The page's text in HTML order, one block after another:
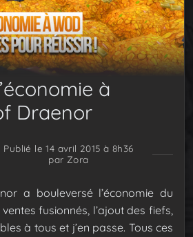
à
Draenor
Publié le 14 avril 2015 à 8h36
par Zora
a bouleversé l’économie du
fusionnés, l’ajout des fiefs,
à tous et j’en passe. Tous ces